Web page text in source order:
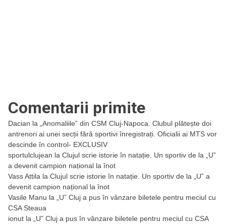
Comentarii primite
Dacian la
„Anomaliile” din CSM Cluj-Napoca. Clubul plătește doi
antrenori ai unei secții fără sportivi înregistrați. Oficialii ai MTS vor
descinde în control- EXCLUSIV
sportulclujean la Clujul scrie istorie în natație. Un sportiv de la „U”
a devenit campion național la înot
Vass Attila la Clujul scrie istorie în natație. Un sportiv de la „U” a
devenit campion național la înot
Vasile Manu la
„U” Cluj a pus în vânzare biletele pentru meciul cu
CSA Steaua
ionut la
„U” Cluj a pus în vânzare biletele pentru meciul cu CSA